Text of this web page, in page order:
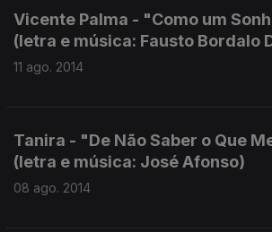
Vicente Palma - "Como um
(letra e música: Fausto Bordalo
11 ago. 2014
Tanira - "De Não Saber o Que
(letra e música: José Afonso)
08 ago. 2014